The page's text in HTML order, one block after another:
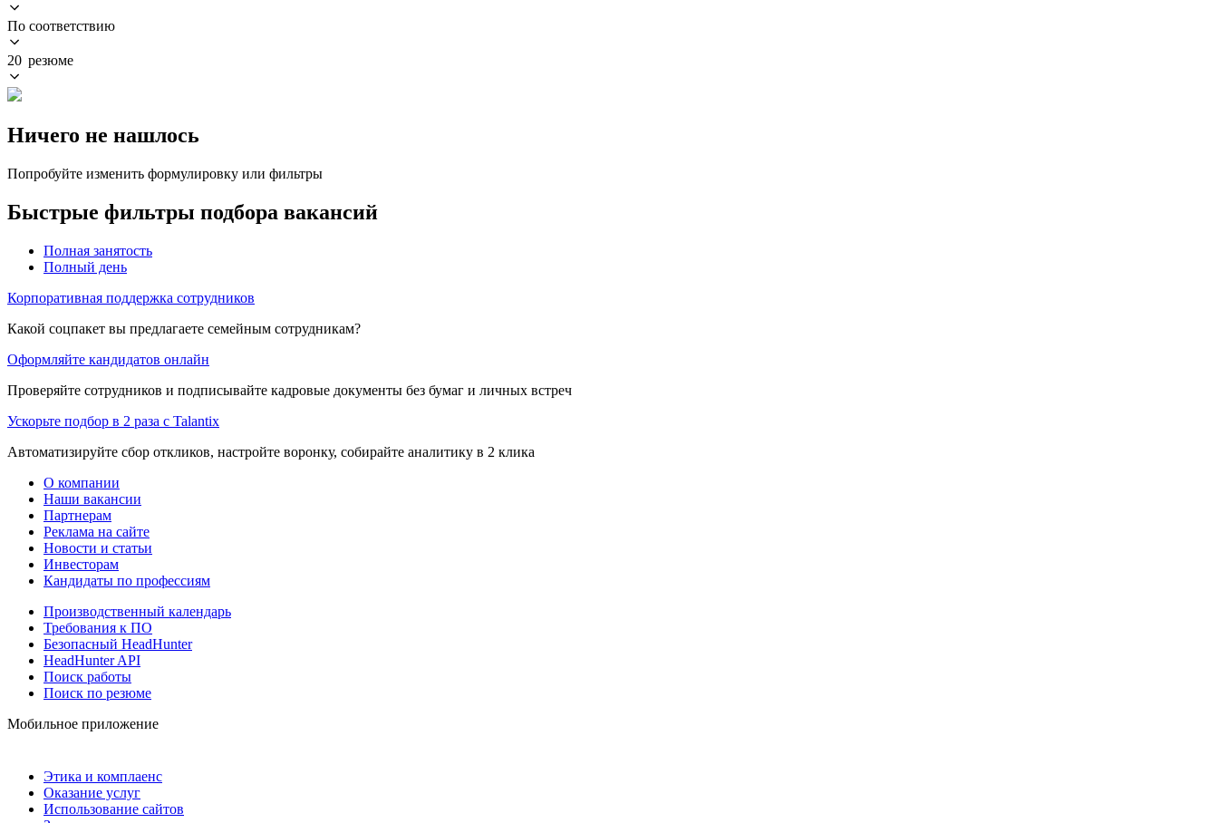
По соответствию
20 резюме
Ничего не нашлось
Попробуйте изменить формулировку или фильтры
Быстрые фильтры подбора вакансий
Полная занятость
Полный день
Корпоративная поддержка сотрудников
Какой соцпакет вы предлагаете семейным сотрудникам?
Оформляйте кандидатов онлайн
Проверяйте сотрудников и подписывайте кадровые документы без бумаг и личных встреч
Ускорьте подбор в 2 раза с Talantix
Автоматизируйте сбор откликов, настройте воронку, собирайте аналитику в 2 клика
О компании
Наши вакансии
Партнерам
Реклама на сайте
Новости и статьи
Инвесторам
Кандидаты по профессиям
Производственный календарь
Требования к ПО
Безопасный HeadHunter
HeadHunter API
Поиск работы
Поиск по резюме
Мобильное приложение
Этика и комплаенс
Оказание услуг
Использование сайтов